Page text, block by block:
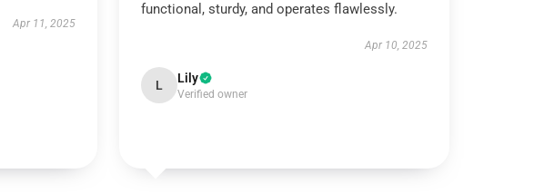
Apr 11, 2025
functional, sturdy, and operates flawlessly.
Apr 10, 2025
L Lily
Verified owner